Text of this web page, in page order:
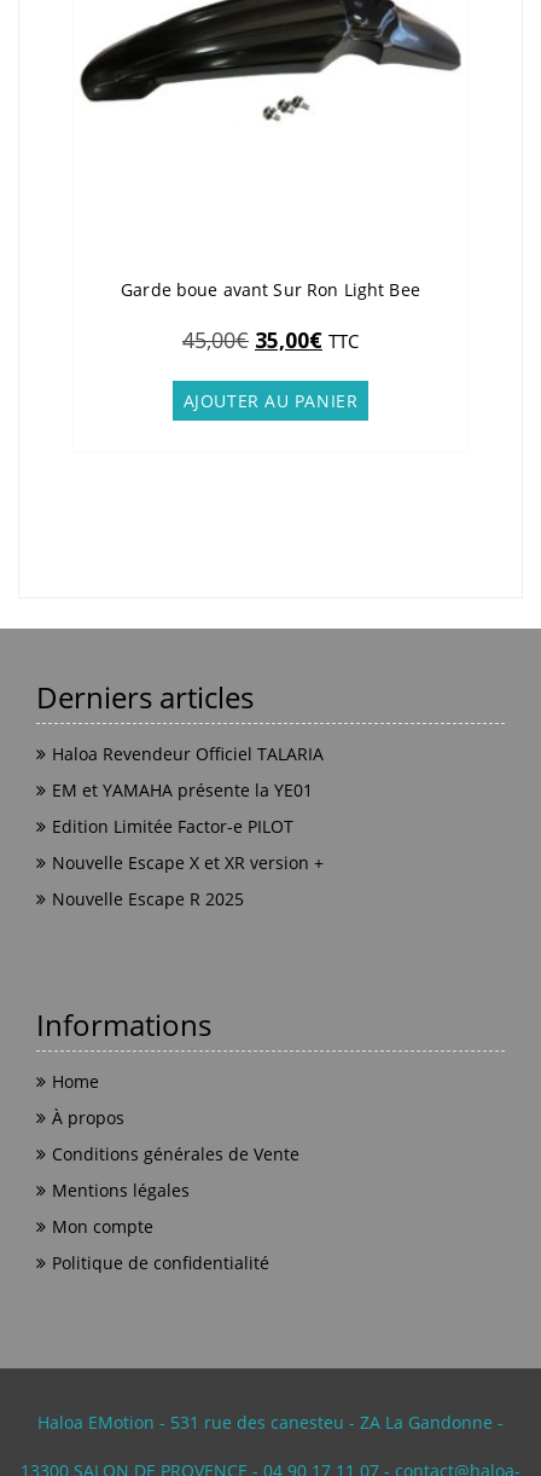
Garde boue avant Sur Ron Light Bee
45,00€ Le
initial
était :
35,00€Le
actuel
est :
TTC
AJOUTER AU PANIER
Derniers articles
Haloa Revendeur Officiel TALARIA
EM et YAMAHA présente la YE01
Edition Limitée Factor-e PILOT
Nouvelle Escape X et XR version +
Nouvelle Escape R 2025
Informations
Home
À propos
Conditions générales de Vente
Mentions légales
Mon compte
Politique de confidentialité
Haloa EMotion - 531 rue des canesteu - ZA La Gandonne -
13300 SALON DE PROVENCE - 04 90 17 11 07 - contact@haloa-